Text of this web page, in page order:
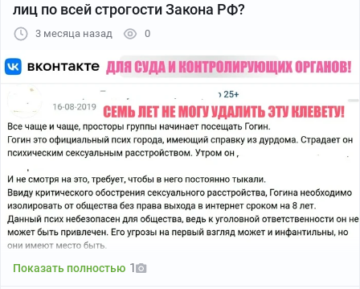
лиц по всей строгости Закона РФ?
3 месяца назад 0
Показать полностью 1